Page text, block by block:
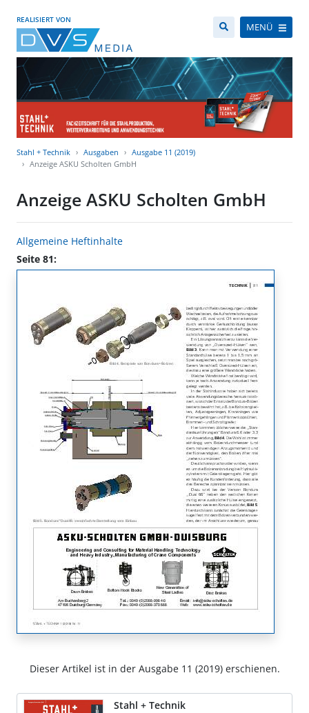
REALISIERT VON
MENÜ
Stahl + Technik Ausgaben
Ausgabe 11 (2019)
Anzeige ASKU Scholten GmbH
Anzeige ASKU Scholten GmbH
Allgemeine Heftinhalte
Seite 81:
Dieser Artikel ist in der Ausgabe 11 (2019) erschienen.
Stahl + Technik